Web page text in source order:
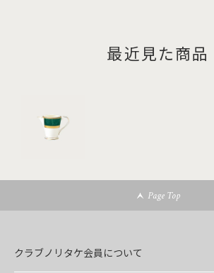
最近見た商品
Page Top
クラブノリタケ会員について